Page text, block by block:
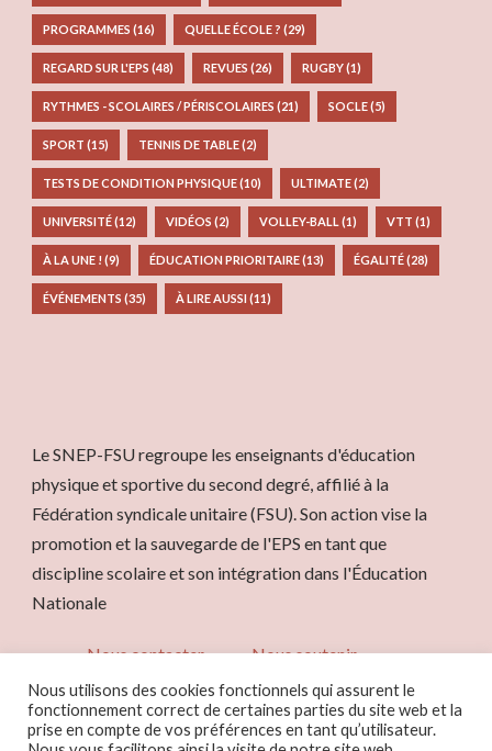
PROGRAMMES (16) QUELLE ÉCOLE ? (29)
REGARD SUR L'EPS (48) REVUES (26) RUGBY(1)
RYTHMES - SCOLAIRES / PÉRISCOLAIRES (21) SOCLE(5)
SPORT (15) TENNIS DE TABLE(2)
TESTS DE CONDITION PHYSIQUE(10) ULTIMATE(2)
UNIVERSITÉ(12) VIDÉOS (2) VOLLEY-BALL (1) VTT (1)
À LA UNE ! (9) ÉDUCATION PRIORITAIRE(13) ÉGALITÉ(28)
ÉVÉNEMENTS (35) À LIRE AUSSI (11)
Le SNEP-FSU regroupe les enseignants d'éducation
physique et sportive du second degré, affilié à la
Fédération syndicale unitaire (FSU). Son action vise la
promotion et la sauvegarde de l'EPS en tant que
discipline scolaire et son intégration dans l'Éducation
Nationale
Nous contacter Nous soutenir
Nous utilisons des cookies fonctionnels qui assurent le
fonctionnement correct de certaines parties du site web et la
prise en compte de vos préférences en tant qu’utilisateur.